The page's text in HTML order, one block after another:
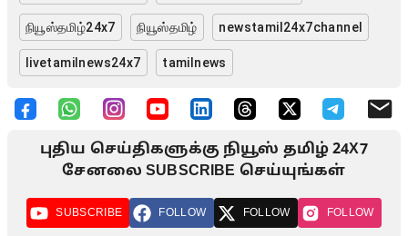
நியூஸ்தமிழ்24x7 நியூஸ்தமிழ் newstamil24x7channel
livetamilnews24x7 tamilnews
புதிய செய்திகளுக்கு நியூஸ் தமிழ் 24X7
சேனலை SUBSCRIBE செய்யுங்கள்
SUBSCRIBE FOLLOW FOLLOW FOLLOW